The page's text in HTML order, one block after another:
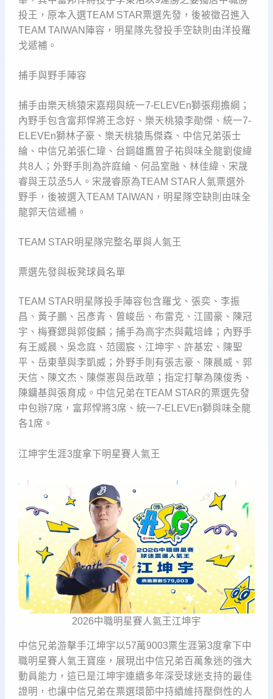
投王，原本入選TEAM STAR票選先發，後被徵召進入
TEAM TAIWAN陣容，明星隊先發投手空缺則由洋投羅
戈遞補。
捕手與野手陣容
捕手由樂天桃猿宋嘉翔與統一7-ELEVEn獅張翔擔綱；
內野手包含富邦悍將王念好、樂天桃猿李勛傑、統一7-
ELEVEn獅林子豪、樂天桃猿馬傑森、中信兄弟張士
綸、中信兄弟張仁瑋、台鋼雄鷹曾子祐與味全龍劉俊緯
共8人；外野手則為許庭綸、何品室融、林佳緯、宋晟
睿與王苡丞5人。宋晟睿原為TEAM STAR人氣票選外
野手，後被選入TEAM TAIWAN，明星隊空缺則由味全
龍郭天信遞補。
TEAM STAR明星隊完整名單與人氣王
票選先發與板凳球員名單
TEAM STAR明星隊投手陣容包含羅戈、張奕、李振
昌、黃子鵬、呂彥青、曾峻岳、布雷克、江國豪、陳冠
宇、梅賽鍶與郭俊麟；捕手為高宇杰與戴培峰；內野手
有王威晨、吳念庭、范國宸、江坤宇、許基宏、陳聖
平、岳東華與李凱威；外野手則有張志豪、陳晨威、郭
天信、陳文杰、陳傑憲與岳政華；指定打擊為陳俊秀、
陳鏞基與張育成。中信兄弟在TEAM STAR的票選先發
中包辦7席，富邦悍將3席、統一7-ELEVEn獅與味全龍
各1席。
江坤宇生涯3度拿下明星賽人氣王
2026中職明星賽人氣王江坤宇
中信兄弟游擊手江坤宇以57萬9003票生涯第3度拿下中
職明星賽人氣王寶座，展現出中信兄弟百萬象迷的強大
動員能力，這已是江坤宇連續多年深受球迷支持的最佳
證明，也讓中信兄弟在票選環節中持續維持壓倒性的人